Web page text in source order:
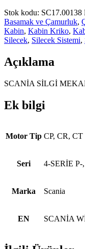
Stok kodu: SC17.00138
Basamak ve Çamurluk,
Kabin, Kabin Kriko,
Silecek, Silecek Sistemi,
Açıklama
SCANİA SİLGİ
Ek bilgi
Motor Tip CP, CR, CT
Seri 4-SERİE P-
Marka Scania
EN SCANİA